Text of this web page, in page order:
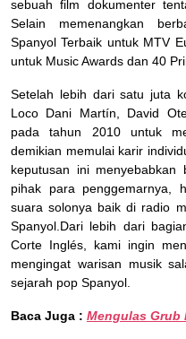
sebuah film dokumenter
Selain memenangkan
Spanyol Terbaik untuk MTV
untuk Music Awards dan 40
Setelah lebih dari satu juta
Loco Dani Martín, David
pada tahun 2010 untuk
demikian memulai karir
keputusan ini
pihak para penggemarnya,
suara solonya baik di radio
Spanyol.Dari lebih dari
Corte Inglés, kami ingin
mengingat warisan musik
sejarah pop Spanyol.
Baca Juga : Mengulas Grub